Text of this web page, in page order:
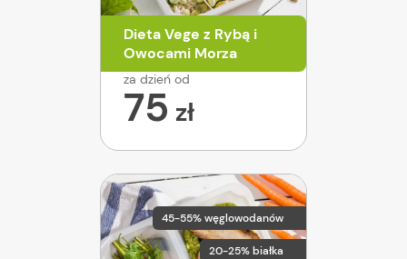
Dieta Vege z Rybą i
Owocami Morza
za dzień od
75 zł
45-55% węglowodanów
20-25% białka